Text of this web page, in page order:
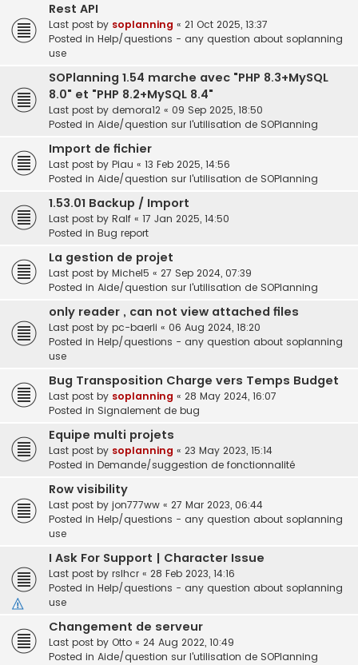
Rest API
Last post by soplanning « 21 Oct 2025, 13:37
Posted in Help/questions - any question about soplanning
use
SOPlanning 1.54 marche avec "PHP 8.3+MySQL
8.0" et "PHP 8.2+MySQL 8.4"
Last post by demora12 « 09 Sep 2025, 18:50
Posted in Aide/question sur l'utilisation de SOPlanning
Import de fichier
Last post by Piau « 13 Feb 2025, 14:56
Posted in Aide/question sur l'utilisation de SOPlanning
1.53.01 Backup / Import
Last post by Ralf « 17 Jan 2025, 14:50
Posted in Bug report
La gestion de projet
Last post by Michel5 « 27 Sep 2024, 07:39
Posted in Aide/question sur l'utilisation de SOPlanning
only reader , can not view attached files
Last post by pc-baerli « 06 Aug 2024, 18:20
Posted in Help/questions - any question about soplanning
use
Bug Transposition Charge vers Temps Budget
Last post by soplanning « 28 May 2024, 16:07
Posted in Signalement de bug
Equipe multi projets
Last post by soplanning « 23 May 2023, 15:14
Posted in Demande/suggestion de fonctionnalité
Row visibility
Last post by jon777ww « 27 Mar 2023, 06:44
Posted in Help/questions - any question about soplanning
use
I Ask For Support | Character Issue
Last post by rslhcr « 28 Feb 2023, 14:16
Posted in Help/questions - any question about soplanning
use
Changement de serveur
Last post by Otto « 24 Aug 2022, 10:49
Posted in Aide/question sur l'utilisation de SOPlanning